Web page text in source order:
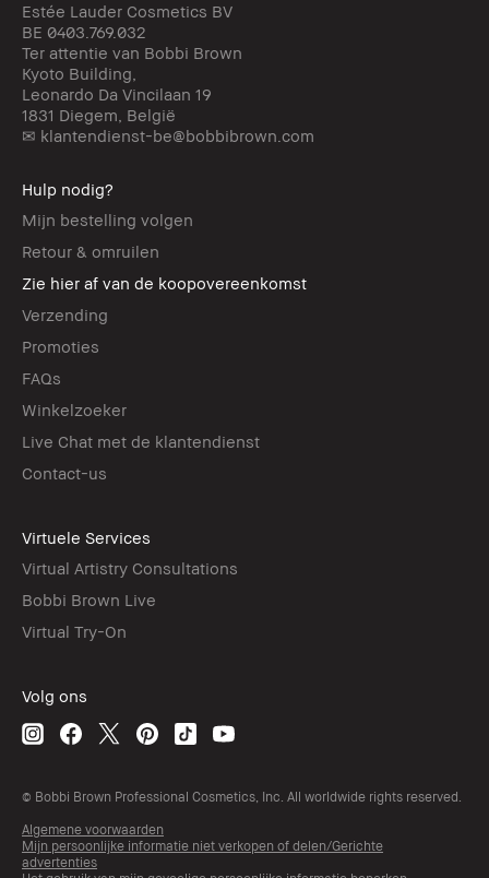
Estée Lauder Cosmetics BV
BE 0403.769.032
Ter attentie van Bobbi Brown
Kyoto Building,
Leonardo Da Vincilaan 19
1831 Diegem, België
✉ klantendienst-be@bobbibrown.com
Hulp nodig?
Mijn bestelling volgen
Retour & omruilen
Zie hier af van de koopovereenkomst
Verzending
Promoties
FAQs
Winkelzoeker
Live Chat met de klantendienst
Contact-us
Virtuele Services
Virtual Artistry Consultations
Bobbi Brown Live
Virtual Try-On
Volg ons
© Bobbi Brown Professional Cosmetics, Inc. All worldwide rights reserved.
Algemene voorwaarden
Mijn persoonlijke informatie niet verkopen of delen/Gerichte
advertenties